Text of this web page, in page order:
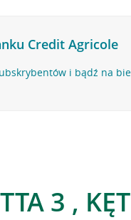
Credit Agricole
i bądź na
3 ,